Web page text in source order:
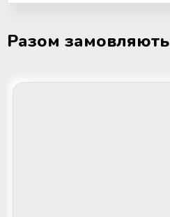
Разом замовляють